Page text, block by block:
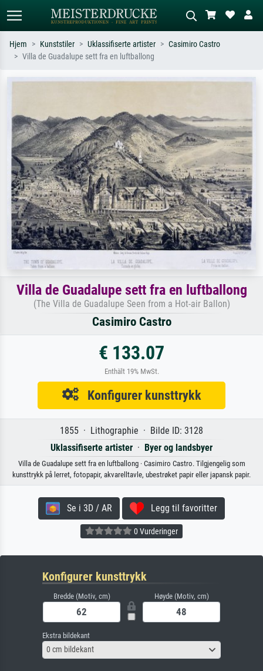
Hjem Kunststiler Uklassifiserte artister
Casimiro Castro
Villa de Guadalupe sett fra en luftballong
Villa de Guadalupe sett fra en luftballong
(The Villa de Guadalupe Seen from a Hot-air Ballon)
Casimiro Castro
€ 133.07
Enthält 19% MwSt.
Konfigurer kunsttrykk
1855 · Lithographie · Bilde ID: 3128
Uklassifiserte artister · Byer og landsbyer
Villa de Guadalupe sett fra en luftballong · Casimiro Castro. Tilgjengelig som
kunsttrykk på lerret, fotopapir, akvarelltavle, ubestrøket papir eller japansk papir.
Se i 3D / AR Legg til favoritter
0 Vurderinger
Konfigurer kunsttrykk
Bredde (Motiv, cm) Høyde (Motiv, cm)
Ekstra bildekant
0 cm bildekant